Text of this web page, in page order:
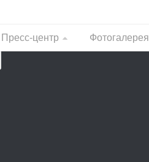
Пресс-центр Фотогалерея